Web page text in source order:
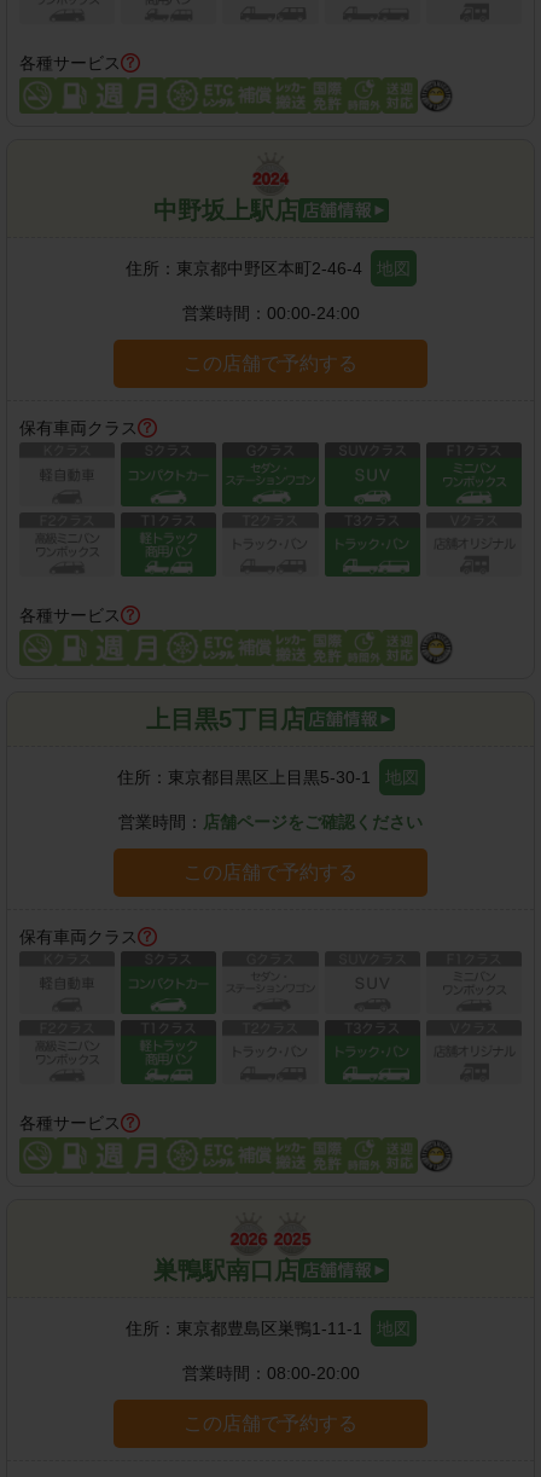
各種サービス
中野坂上駅店
住所： 東京都中野区本町2-46-4 地図
営業時間： 00:00-24:00
この店舗で予約する
保有車両クラス
各種サービス
上目黒5丁目店
住所： 東京都目黒区上目黒5-30-1 地図
営業時間： 店舗ページをご確認ください
この店舗で予約する
保有車両クラス
各種サービス
巣鴨駅南口店
住所： 東京都豊島区巣鴨1-11-1 地図
営業時間： 08:00-20:00
この店舗で予約する